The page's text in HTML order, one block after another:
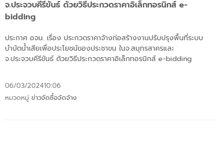
จ.ประจวบคีรีขันธ์ ด้วยวิธีประกวดราคาอิเล็กทอรนิกส์ e-
bidding
ประกาศ อจน. เรื่อง ประกวดราคาจ้างก่อสร้างงานปรับปรุงพื้นที่ระบบ
บำบัดน้ำเสียเพื่อประโยชน์ของประชาขน ในจ.สมุทรสาครและ
จ.ประจวบคีรีขันธ์ ด้วยวิธีประกวดราคาอิเล็กทอรนิกส์ e-bidding
06/03/202410:06
หมวดหมู่ ข่าวจัดซื้อจัดจ้าง